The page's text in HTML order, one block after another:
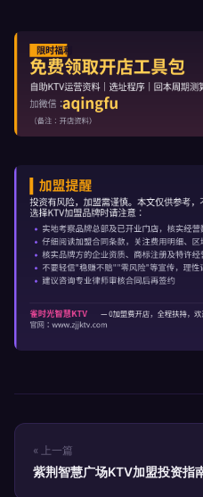
« 上一篇
紫荆智慧广场KTV加盟投资指